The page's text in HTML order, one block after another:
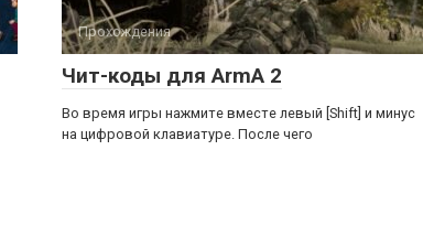
Прохождения
Чит-коды для ArmA 2
Во время игры нажмите вместе левый [Shift] и минус
на цифровой клавиатуре. После чего